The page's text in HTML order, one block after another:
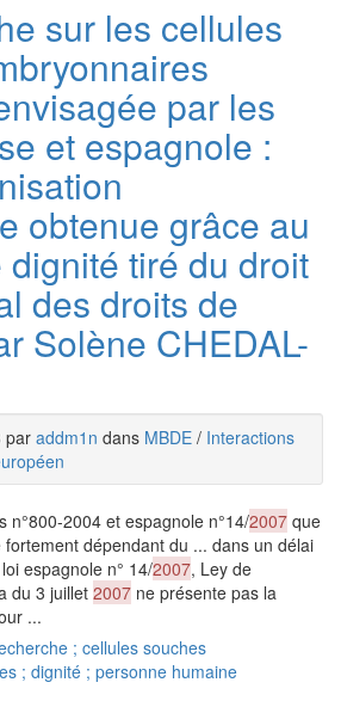
sur les cellules
par les
et espagnole :
obtenue grâce au
tiré du droit
des droits de
Solène CHEDAL-
par addm1n dans MBDE / Interactions
n°800-2004 et espagnole n°14/2007 que
dépendant du ... dans un délai
espagnole n° 14/2007, Ley de
du 3 juillet 2007 ne présente pas la
...
; cellules souches
; dignité ; personne humaine